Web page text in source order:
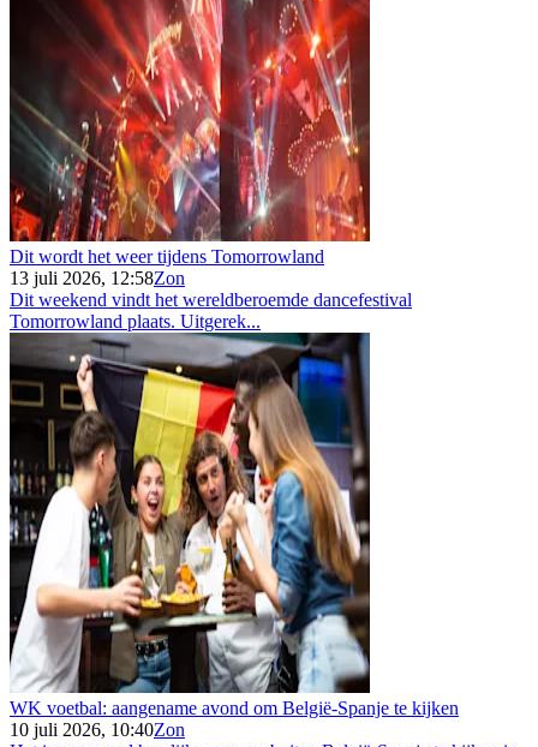
Dit wordt het weer tijdens Tomorrowland
13 juli 2026, 12:58Zon
Dit weekend vindt het wereldberoemde dancefestival
Tomorrowland plaats. Uitgerek...
WK voetbal: aangename avond om België-Spanje te kijken
10 juli 2026, 10:40Zon